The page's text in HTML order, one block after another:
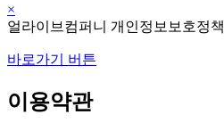
×
얼라이브컴퍼니 개인정보보호정책
바로가기 버튼
이용약관